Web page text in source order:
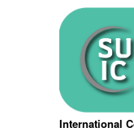
International